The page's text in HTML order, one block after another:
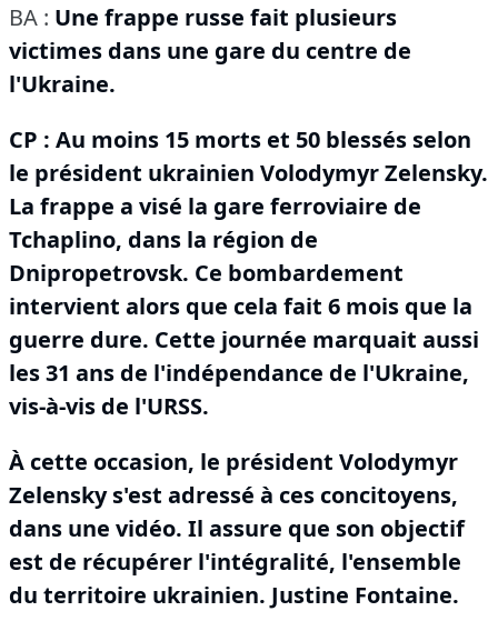
BA : Une frappe russe fait plusieurs
victimes dans une gare du centre de
l'Ukraine.
CP : Au moins 15 morts et 50 blessés selon
le président ukrainien Volodymyr Zelensky.
La frappe a visé la gare ferroviaire de
Tchaplino, dans la région de
Dnipropetrovsk. Ce bombardement
intervient alors que cela fait 6 mois que la
guerre dure. Cette journée marquait aussi
les 31 ans de l'indépendance de l'Ukraine,
vis-à-vis de l'URSS.
À cette occasion, le président Volodymyr
Zelensky s'est adressé à ces concitoyens,
dans une vidéo. Il assure que son objectif
est de récupérer l'intégralité, l'ensemble
du territoire ukrainien. Justine Fontaine.